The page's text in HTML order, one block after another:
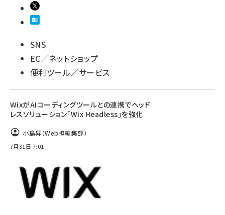
SNS
EC／ネットショップ
便利ツール／サービス
WixがAIコーディングツールとの連携でヘッド
レスソリューション「Wix Headless」を強化
小島昇（Web担編集部）
7月31日 7:01